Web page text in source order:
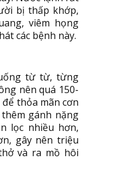
bị thấp khớp,
viêm họng
các bệnh này.
từ từ, từng
nên quá 150-
thỏa mãn cơn
gánh nặng
lọc nhiều hơn,
gây nên triệu
và ra mồ hôi